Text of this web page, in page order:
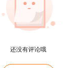
员可于2022
还没有评论哦